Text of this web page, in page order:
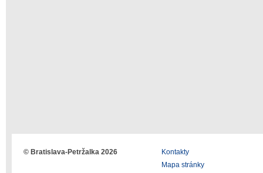
© Bratislava-Petržalka 2026
Kontakty
Mapa stránky